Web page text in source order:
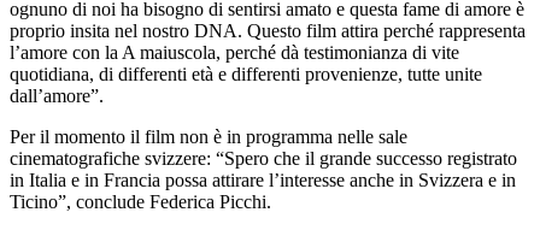
ognuno di noi ha bisogno di sentirsi amato e questa fame di amore è
proprio insita nel nostro DNA. Questo film attira perché rappresenta
l’amore con la A maiuscola, perché dà testimonianza di vite
quotidiana, di differenti età e differenti provenienze, tutte unite
dall’amore”.
Per il momento il film non è in programma nelle sale
cinematografiche svizzere: “Spero che il grande successo registrato
in Italia e in Francia possa attirare l’interesse anche in Svizzera e in
Ticino”, conclude Federica Picchi.